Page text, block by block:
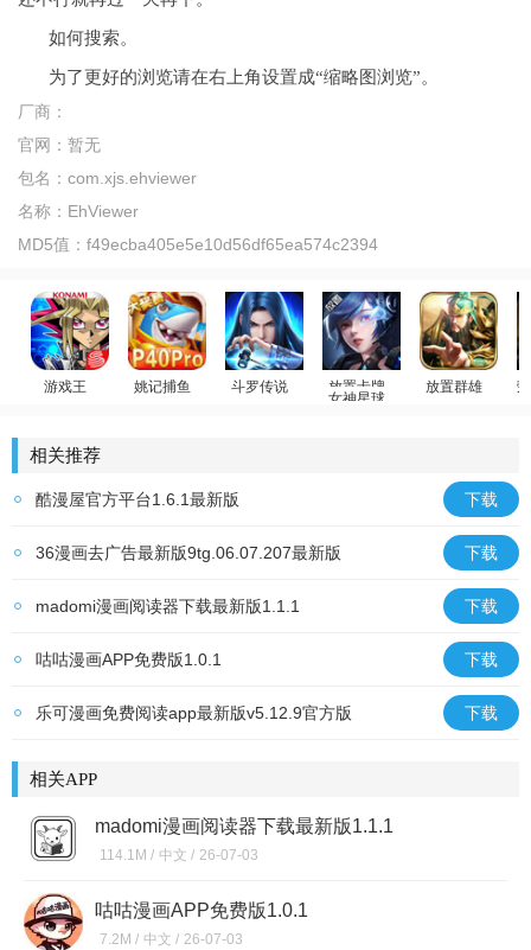
如何搜索。
为了更好的浏览请在右上角设置成“缩略图浏览”。
厂商：
官网： 暂无
包名： com.xjs.ehviewer
名称： EhViewer
MD5值： f49ecba405e5e10d56df65ea574c2394
游戏王
姚记捕鱼
斗罗传说
斗罗大陆：武魂觉醒
女神星球
放置群雄
相关推荐
酷漫屋官方平台1.6.1最新版 下载
36漫画去广告最新版9tg.06.07.207最新版 下载
madomi漫画阅读器下载最新版1.1.1 下载
咕咕漫画APP免费版1.0.1 下载
乐可漫画免费阅读app最新版v5.12.9官方版 下载
相关APP
madomi漫画阅读器下载最新版1.1.1
114.1M / 中文 / 26-07-03
咕咕漫画APP免费版1.0.1
7.2M / 中文 / 26-07-03